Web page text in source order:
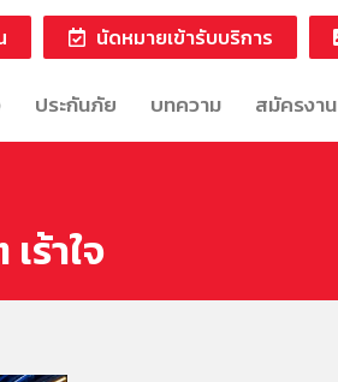
นัดหมายเข้ารับบริการ
ประกันภัย บทความ สมัครงาน
ร้าใจ